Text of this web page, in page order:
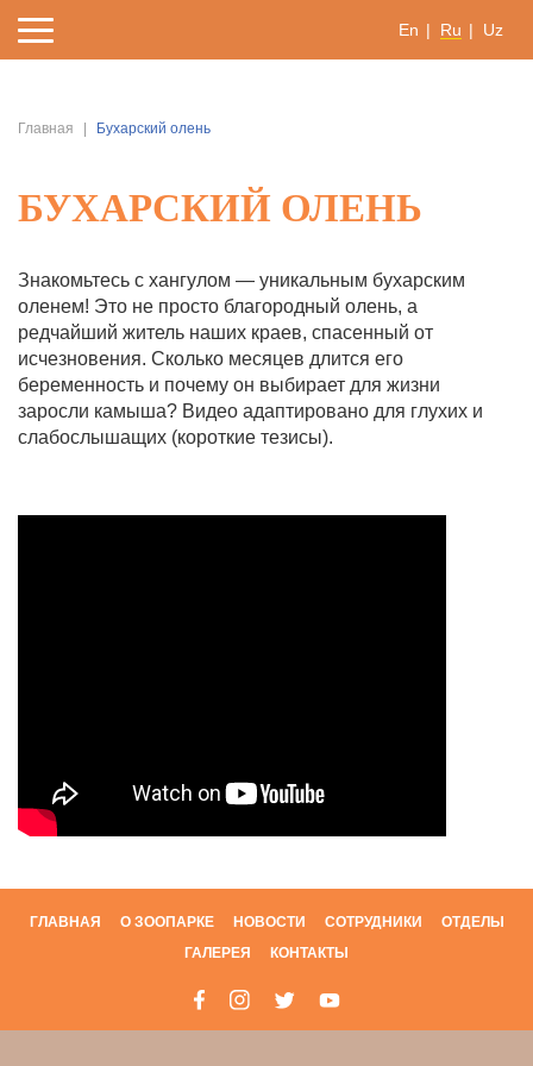
En Ru Uz
Главная Бухарский олень
БУХАРСКИЙ ОЛЕНЬ
Знакомьтесь с хангулом — уникальным бухарским
оленем! Это не просто благородный олень, а
редчайший житель наших краев, спасенный от
исчезновения. Сколько месяцев длится его
беременность и почему он выбирает для жизни
заросли камыша? Видео адаптировано для глухих и
слабослышащих (короткие тезисы).
ГЛАВНАЯ О ЗООПАРКЕ НОВОСТИ СОТРУДНИКИ
ОТДЕЛЫ
ГАЛЕРЕЯ
КОНТАКТЫ